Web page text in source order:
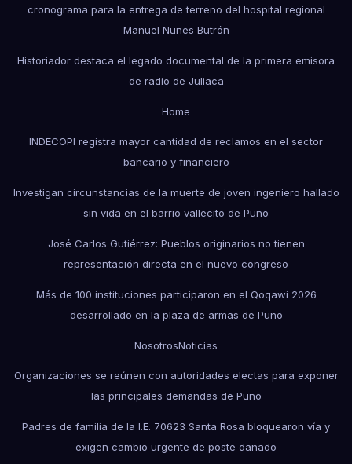
cronograma para la entrega de terreno del hospital regional
Manuel Nuñes Butrón
Historiador destaca el legado documental de la primera emisora
de radio de Juliaca
Home
INDECOPI registra mayor cantidad de reclamos en el sector
bancario y financiero
Investigan circunstancias de la muerte de joven ingeniero hallado
sin vida en el barrio vallecito de Puno
José Carlos Gutiérrez: Pueblos originarios no tienen
representación directa en el nuevo congreso
Más de 100 instituciones participaron en el Qoqawi 2026
desarrollado en la plaza de armas de Puno
NosotrosNoticias
Organizaciones se reúnen con autoridades electas para exponer
las principales demandas de Puno
Padres de familia de la I.E. 70623 Santa Rosa bloquearon vía y
exigen cambio urgente de poste dañado